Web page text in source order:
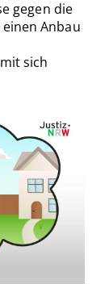
gegen die
Anbau
sich